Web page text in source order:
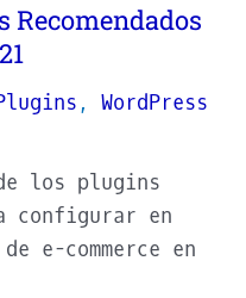
Recomendados
,WordPress
los plugins
configurar en
e-commerce en